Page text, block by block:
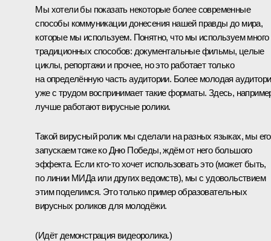
Мы хотели бы показать некоторые более современные
способы коммуникации донесения нашей правды до мира,
которые мы используем. Понятно, что мы используем много
традиционных способов: документальные фильмы, целые
циклы, репортажи и прочее, но это работает только
на определённую часть аудитории. Более молодая
уже с трудом воспринимает такие форматы. Здесь,
лучше работают вирусные ролики.
Такой вирусный ролик мы сделали на разных языках, мы его
запускаем тоже ко Дню Победы, ждём от него большого
эффекта. Если кто-то хочет использовать это (может быть,
по линии МИДа или других ведомств), мы с удовольствием
этим поделимся. Это только пример образовательных
вирусных роликов для молодёжи.
(Идёт демонстрация видеоролика.)